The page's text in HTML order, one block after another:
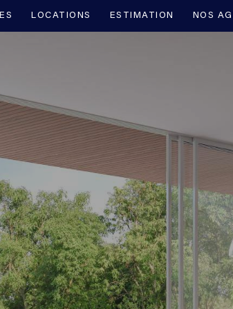
LOCATIONS ESTIMATION NOS
LES57ANNONCES